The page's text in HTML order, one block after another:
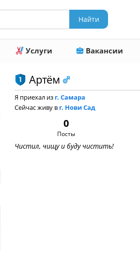
Услуги Вакансии
Артём
Я приехал из г. Самара
Сейчас живу в г. Нови Сад
0
Посты
Чистил, чищу и буду чистить!